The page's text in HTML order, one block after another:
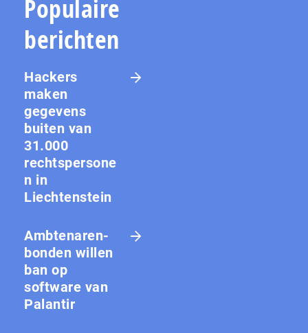
Populaire
berichten
Hackers
maken
gegevens
buiten van
31.000
rechtspersone
n in
Liechtenstein
Amb­te­na­ren­
bon­den willen
ban op
software van
Palantir